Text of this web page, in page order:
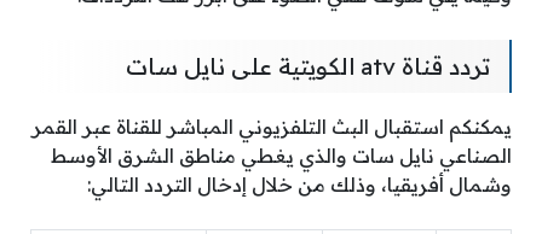
تردد قناة atv الكويتية على نايل سات
يمكنكم استقبال البث التلفزيوني المباشر للقناة عبر القمر
الصناعي نايل سات والذي يغطي مناطق الشرق الأوسط
وشمال أفريقيا، وذلك من خلال إدخال التردد التالي: